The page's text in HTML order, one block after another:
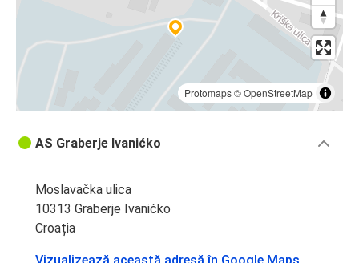
Protomaps©OpenStreetMap
AS Graberje Ivanićko
Moslavačka ulica
10313 Graberje Ivanićko
Croația